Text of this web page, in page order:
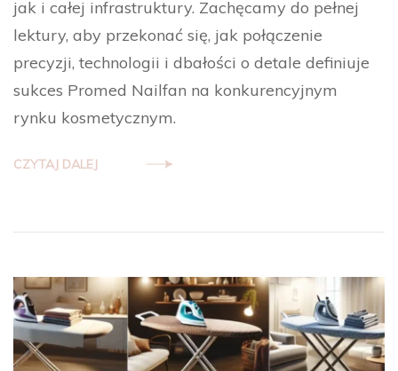
jak i całej infrastruktury. Zachęcamy do pełnej
lektury, aby przekonać się, jak połączenie
precyzji, technologii i dbałości o detale definiuje
sukces Promed Nailfan na konkurencyjnym
rynku kosmetycznym.
CZYTAJ DALEJ